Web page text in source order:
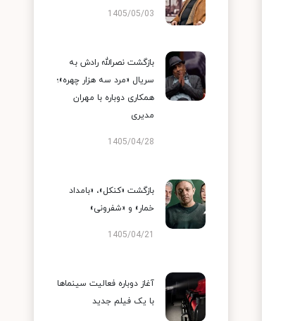
1405/05/03
بازگشت نصرالله رادش به
سریال «مرد سه هزار چهره»؛
همکاری دوباره با مهران
مدیری
1405/04/28
بازگشت «کنکل»، «بامداد
خمار» و «شفرونی»
1405/04/21
آغاز دوباره فعالیت سینماها
با یک فیلم جدید